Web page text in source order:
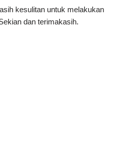
kesulitan untuk melakukan
dan terimakasih.